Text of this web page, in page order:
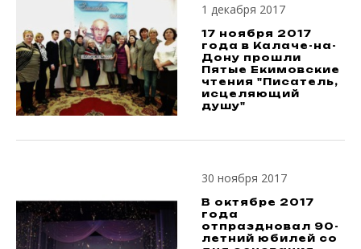
1 декабря 2017
17 ноября 2017
года в Калаче-на-
Дону прошли
Пятые Екимовские
чтения "Писатель,
исцеляющий
душу"
30 ноября 2017
В октябре 2017
года
отпраздновал 90-
летний юбилей со